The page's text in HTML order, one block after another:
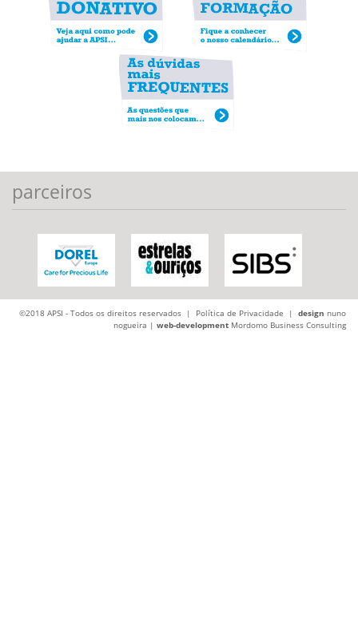
parceiros
©2018 APSI - Todos os direitos reservados | Política de Privacidade | design nuno
nogueira | web-development Mordomo Business Consulting